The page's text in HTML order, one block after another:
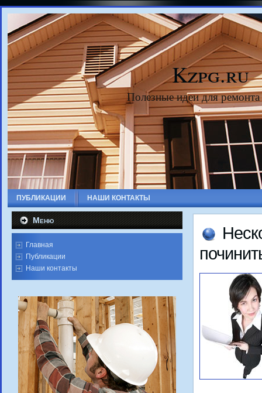
Kzpg.ru
Полезные идеи для
ПУБЛИКАЦИИ НАШИ КОНТАКТЫ
Меню
Главная
Публикации
Наши контакты